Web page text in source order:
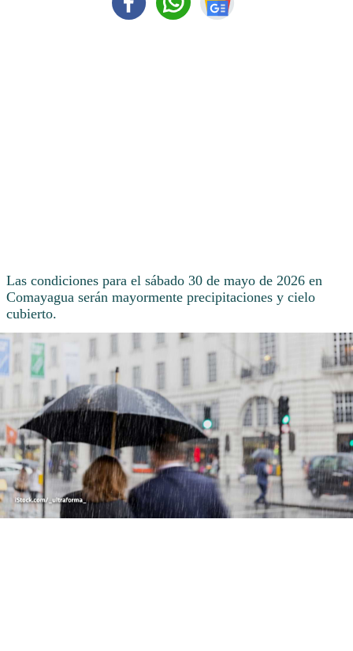
Las condiciones para el sábado 30 de mayo de 2026 en
Comayagua serán mayormente precipitaciones y cielo
cubierto.